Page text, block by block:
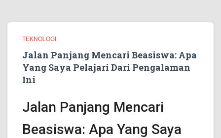
TEKNOLOGI
Jalan Panjang Mencari Beasiswa: Apa
Yang Saya Pelajari Dari Pengalaman
Ini
Jalan Panjang Mencari
Beasiswa: Apa Yang Saya